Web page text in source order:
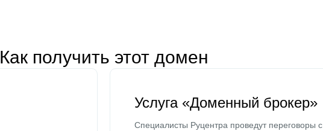
Как получить этот домен
Услуга «Доменный брокер»
Специалисты Руцентра проведут переговоры с